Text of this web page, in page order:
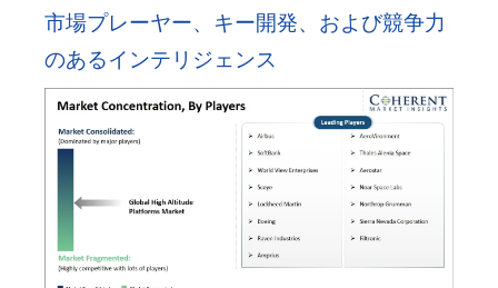
市場プレーヤー、キー開発、および競争力
のあるインテリジェンス